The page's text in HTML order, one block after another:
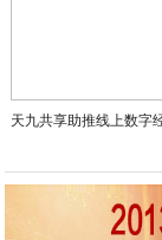
天九共享助推线上数字